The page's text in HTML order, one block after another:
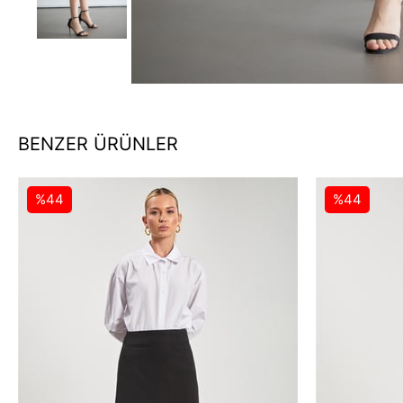
BENZER ÜRÜNLER
%44 %44